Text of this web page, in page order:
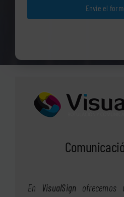
Envíe el
En VisualSign ofrecemos